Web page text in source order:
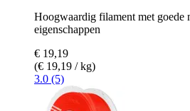
Hoogwaardig filament met goede
eigenschappen
€ 19,19
(€ 19,19 / kg)
3.0 (5)